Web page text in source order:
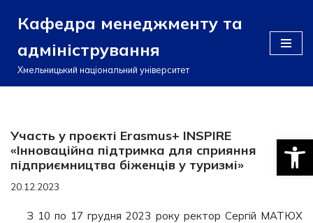
Перейти
до
вмісту
Кафедра менеджменту та
адміністрування
Хмельницький національний університет
Участь у проєкті Erasmus+ INSPIRE
«Інноваційна підтримка для сприяння
підприємництва біженців у туризмі»
20.12.2023
З 10 по 17 грудня 2023 року ректор Сергій МАТЮХ